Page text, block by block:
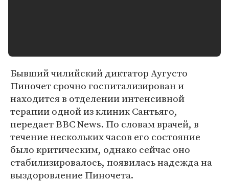
Бывший чилийский диктатор Аугусто
Пиночет срочно госпитализирован и
находится в отделении интенсивной
терапии одной из клиник Сантьяго,
передает ВВС News. По словам врачей, в
течение нескольких часов его состояние
было критическим, однако сейчас оно
стабилизировалось, появилась надежда на
выздоровление Пиночета.